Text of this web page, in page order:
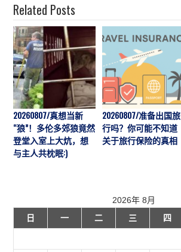
Related Posts
20260807/真想当新
“狼”！多伦多郊狼竟然
登堂入室上大炕，想
与主人共枕眠:)
20260807/准备出国旅
行吗？你可能不知道
关于旅行保险的真相
2026年 8月
日
一 二 三 四